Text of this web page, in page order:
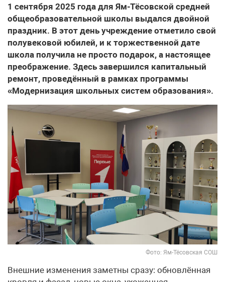
1 сентября 2025 года для Ям-Тёсовской средней
общеобразовательной школы выдался двойной
праздник. В этот день учреждение отметило свой
полувековой юбилей, и к торжественной дате
школа получила не просто подарок, а настоящее
преображение. Здесь завершился капитальный
ремонт, проведённый в рамках программы
«Модернизация школьных систем образования».
Фото: Ям-Тёсовская СОШ
Внешние изменения заметны сразу: обновлённая